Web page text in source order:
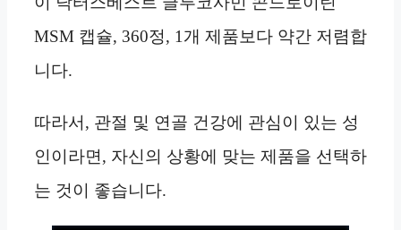
MSM 캡슐, 360정, 1개 제품보다 약간 저렴합
니다.
따라서, 관절 및 연골 건강에 관심이 있는 성
인이라면, 자신의 상황에 맞는 제품을 선택하
는 것이 좋습니다.